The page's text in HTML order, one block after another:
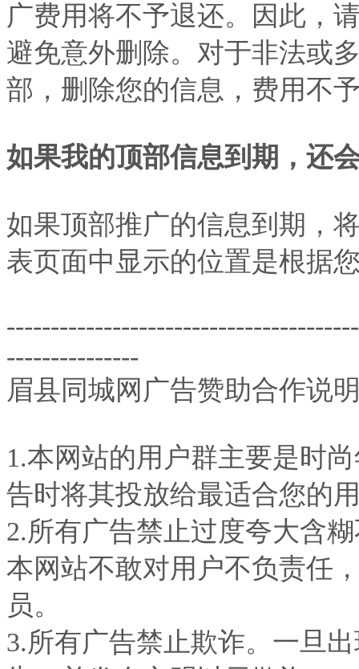
广费用将不予退还。因此，
避免意外删除。对于非法或
部，删除您的信息，费用不
如果我的顶部信息到期，还
如果顶部推广的信息到期，
表页面中显示的位置是根据
---------------
眉县同城网 广告赞助合作说
1.本网站的用户群主要是时
告时将其投放给最适合您的
2.所有广告禁止过度夸大含
本网站不敢对用户不负责任
员。
3.所有广告禁止欺诈。一旦